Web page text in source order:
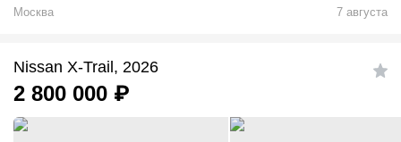
Москва
7 августа
Nissan X-Trail, 2026
2 800 000 ₽